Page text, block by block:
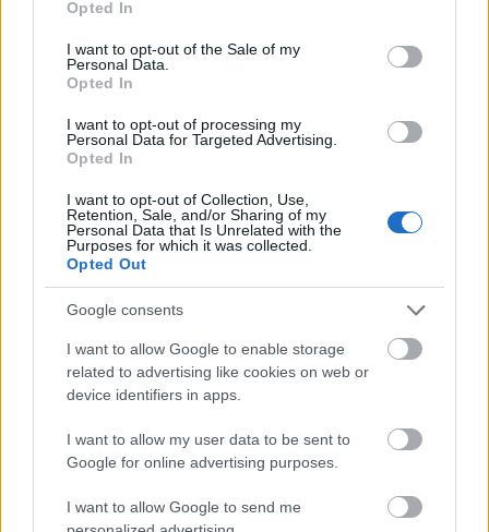
use your data for below specified purposes in below Google
consent section.
Opted In
I want to opt-out of the Sale of my
Personal Data.
Opted In
I want to opt-out of processing my
Personal Data for Targeted Advertising.
Opted In
I want to opt-out of Collection, Use,
Retention, Sale, and/or Sharing of my
Personal Data that Is Unrelated with the
Purposes for which it was collected.
Opted Out
Google consents
I want to allow Google to enable storage
related to advertising like cookies on web or
device identifiers in apps.
I want to allow my user data to be sent to
Google for online advertising purposes.
I want to allow Google to send me
fecseg, felesel, udvarol és küzd.
foglalkozott hasonló alaphelyzettel: a Belső
tenger és a Szkafander és pillangó, ám a
melodramatikus hangon, hanem nagy adag
humorral meséli el a mozdulatlanságra ítélt
Főszerepben: Rudolf Péter, Bálint András,
Nagy-Kálózy Eszter és Oroszlán Szonja.
Színház Ügyelő